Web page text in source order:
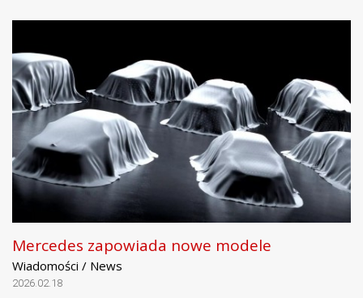
Mercedes zapowiada nowe modele
Wiadomości / News
2026.02.18